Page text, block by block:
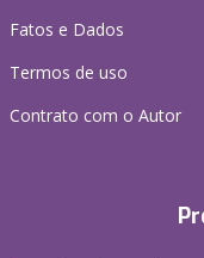
Fatos e Dados
Termos de uso
Contrato com o Autor